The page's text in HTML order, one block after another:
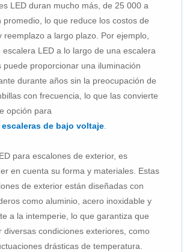
LED duran mucho más, de 25 000 a
promedio, lo que reduce los costos de
reemplazo a largo plazo. Por ejemplo,
escalera LED a lo largo de una escalera
puede proporcionar una iluminación
durante años sin la preocupación de
con frecuencia, lo que las convierte
opción para
de bajo voltaje
para escalones de exterior, es
en cuenta su forma y materiales. Estas
de exterior están diseñadas con
como aluminio, acero inoxidable y
a la intemperie, lo que garantiza que
diversas condiciones exteriores, como
drásticas de temperatura.